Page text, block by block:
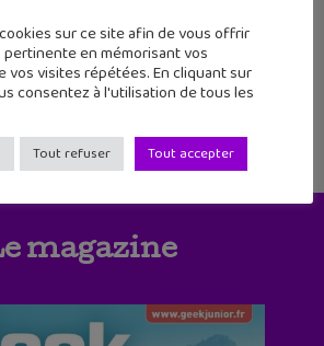
132
magazine
sur ce site afin de vous offrir
en mémorisant vos
visites répétées. En cliquant sur
consentez à l'utilisation de tous les
Tout refuser Tout accepter